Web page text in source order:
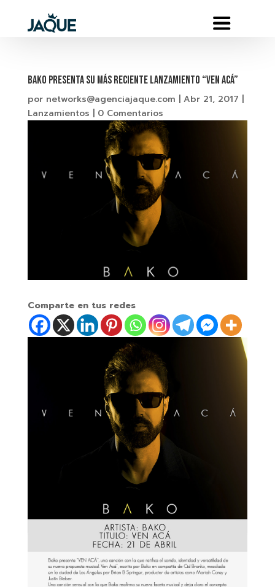
BAKO presenta su más reciente lanzamiento “VEN ACÁ”
por networks@agenciajaque.com Abr 21, 2017
Lanzamientos
0 Comentarios
Comparte en tus redes